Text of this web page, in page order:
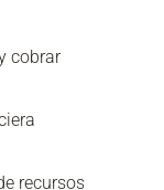
cobrar
recursos